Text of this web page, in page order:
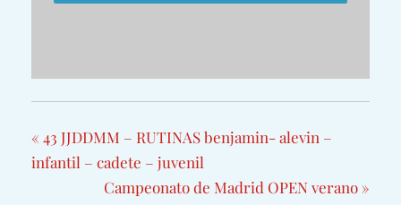
« 43 JJDDMM – RUTINAS benjamin- alevin –
infantil – cadete – juvenil
Campeonato de Madrid OPEN verano »